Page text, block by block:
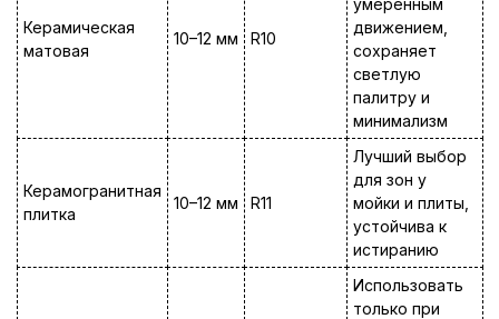
Керамическая
матовая
10–12 мм R10
умеренным
движением,
сохраняет
светлую
палитру и
минимализм
Керамогранитная
плитка
10–12 мм R11
Лучший выбор
для зон у
мойки и плиты,
устойчива к
истиранию
Использовать
только при